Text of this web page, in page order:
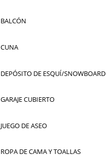
BALCÓN
CUNA
DEPÓSITO DE ESQUÍ/SNOWBOARD
GARAJE CUBIERTO
JUEGO DE ASEO
ROPA DE CAMA Y TOALLAS